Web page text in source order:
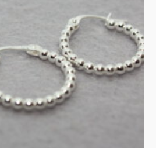
creolen
€65.00
WINKELMAND